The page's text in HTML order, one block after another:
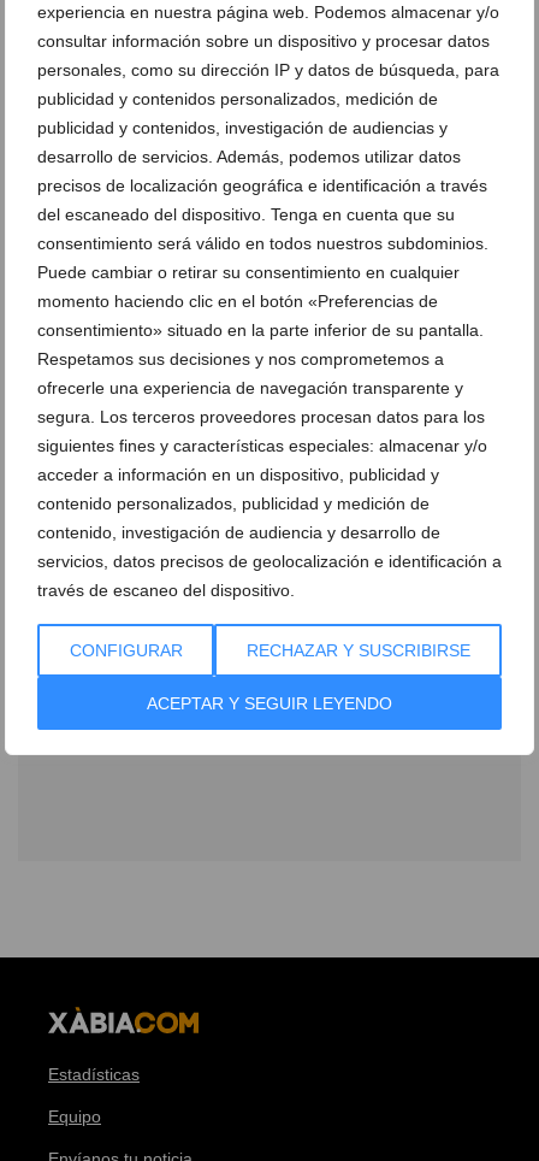
experiencia en nuestra página web. Podemos almacenar y/o
consultar información sobre un dispositivo y procesar datos
personales, como su dirección IP y datos de búsqueda, para
publicidad y contenidos personalizados, medición de
publicidad y contenidos, investigación de audiencias y
desarrollo de servicios. Además, podemos utilizar datos
precisos de localización geográfica e identificación a través
del escaneado del dispositivo. Tenga en cuenta que su
consentimiento será válido en todos nuestros subdominios.
Puede cambiar o retirar su consentimiento en cualquier
momento haciendo clic en el botón «Preferencias de
consentimiento» situado en la parte inferior de su pantalla.
Respetamos sus decisiones y nos comprometemos a
ofrecerle una experiencia de navegación transparente y
segura. Los terceros proveedores procesan datos para los
siguientes fines y características especiales: almacenar y/o
acceder a información en un dispositivo, publicidad y
contenido personalizados, publicidad y medición de
contenido, investigación de audiencia y desarrollo de
servicios, datos precisos de geolocalización e identificación a
través de escaneo del dispositivo.
CONFIGURAR RECHAZAR Y SUSCRIBIRSE
ACEPTAR Y SEGUIR LEYENDO
Ver promociones
Ver sorteos
Newsletter
Estadísticas
Equipo